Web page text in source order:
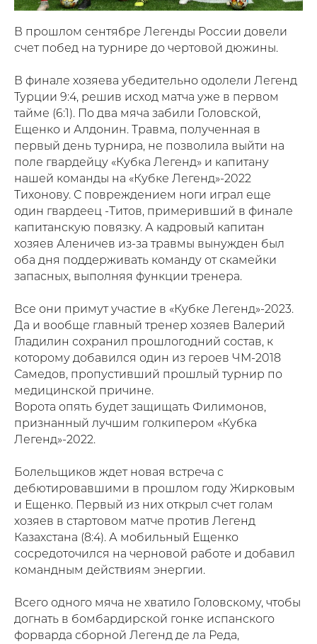
В прошлом сентябре Легенды России довели
счет побед на турнире до чертовой дюжины.
В финале хозяева убедительно одолели Легенд
Турции 9:4, решив исход матча уже в первом
тайме (6:1). По два мяча забили Головской,
Ещенко и Алдонин. Травма, полученная в
первый день турнира, не позволила выйти на
поле гвардейцу «Кубка Легенд» и капитану
нашей команды на «Кубке Легенд»-2022
Тихонову. С повреждением ноги играл еще
один гвардеец -Титов, примеривший в финале
капитанскую повязку. А кадровый капитан
хозяев Аленичев из-за травмы вынужден был
оба дня поддерживать команду от скамейки
запасных, выполняя функции тренера.
Все они примут участие в «Кубке Легенд»-2023.
Да и вообще главный тренер хозяев Валерий
Гладилин сохранил прошлогодний состав, к
которому добавился один из героев ЧМ-2018
Самедов, пропустивший прошлый турнир по
медицинской причине.
Ворота опять будет защищать Филимонов,
признанный лучшим голкипером «Кубка
Легенд»-2022.
Болельщиков ждет новая встреча с
дебютировавшими в прошлом году Жирковым
и Ещенко. Первый из них открыл счет голам
хозяев в стартовом матче против Легенд
Казахстана (8:4). А мобильный Ещенко
сосредоточился на черновой работе и добавил
командным действиям энергии.
Всего одного мяча не хватило Головскому, чтобы
догнать в бомбардирской гонке испанского
форварда сборной Легенд де ла Реда,